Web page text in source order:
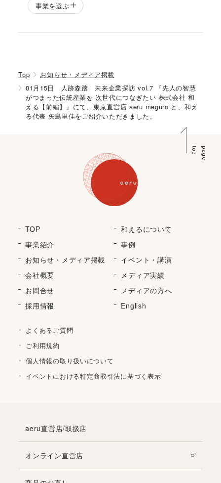
事業を選ぶ
Top
お知らせ・メディア掲載
01月15日 人跡森踏 未来企業探訪 vol.7 『先人の智慧
がつまった伝統産業を 次世代につなぎたい 株式会社 和
える【前編】』にて、東京直営店 aeru meguro と、和え
る代表 矢島里佳をご紹介いただきました。
p
a
g
e
t
o
p
TOP
和えるについて
事業紹介
事例
お知らせ・メディア掲載
イベント・講演
会社概要
メディア実績
お問合せ
メディアの方へ
採用情報
English
よくあるご質問
ご利用規約
個人情報の取り扱いについて
イベントにおける特定商取引法に基づく表示
aeru直営店/取扱店
オンライン直営店